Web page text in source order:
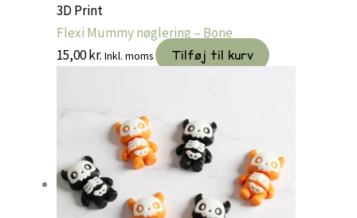
3D Print
Flexi Mummy nøglering – Bone
15,00kr. Inkl. moms Tilføj til kurv